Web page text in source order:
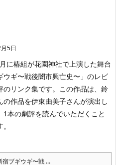
5日
に椿組が花園神社で上演した舞台
ウギ〜戦後闇市興亡史〜」のレビ
のリンク集です。この作品は、鈴
の作品を伊東由美子さんが演出し
1本の劇評を読んでいただくこと
宿ブギウギ〜戦 ...